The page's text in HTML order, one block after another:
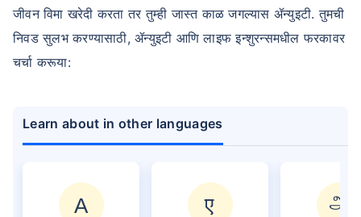
जीवन विमा खरेदी करता तर तुम्ही जास्त काळ जगल्यास ॲन्युइटी. तुमची
निवड सुलभ करण्यासाठी, ॲन्युइटी आणि लाइफ इन्शुरन्समधील फरकावर
चर्चा करूया:
Learn about in other languages